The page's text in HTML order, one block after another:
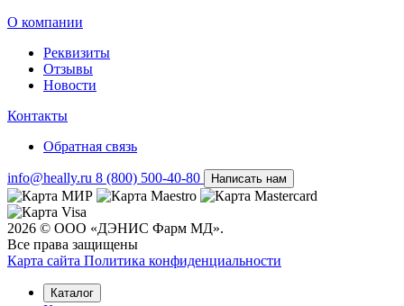
О компании
Реквизиты
Отзывы
Новости
Контакты
Обратная связь
info@heally.ru 8 (800) 500-40-80 Написать нам
2026 © ООО «ДЭНИС Фарм МД».
Все права защищены
Карта сайта Политика конфиден­циальности
Каталог